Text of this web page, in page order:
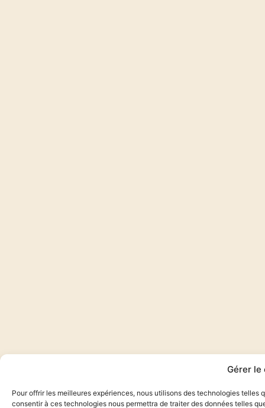
Gérer le
Pour offrir les meilleures expériences, nous utilisons des technologies
consentir à ces technologies nous permettra de traiter des données telles